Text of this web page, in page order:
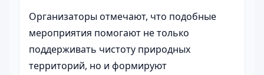
Организаторы отмечают, что подобные
мероприятия помогают не только
поддерживать чистоту природных
территорий, но и формируют